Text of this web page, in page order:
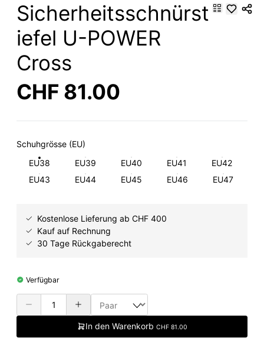
Sicherheitsschnürst
iefel U-POWER
Cross
CHF 81.00
Schuhgrösse (EU)
EU38
EU39 EU40 EU41
EU42
EU43
EU44 EU45 EU46 EU47
Kostenlose Lieferung ab CHF 400
Kauf auf Rechnung
30 Tage Rückgaberecht
Verfügbar
In den Warenkorb CHF 81.00